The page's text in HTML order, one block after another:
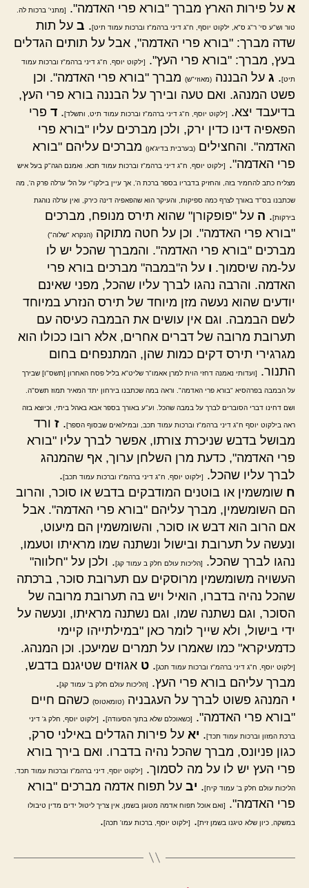
א על פירות הארץ מברך "בורא פרי האדמה". [מתני' ברכות לה.
טור וש"ע סי' ר"ג ס"א, ילקוט יוסף, ח"ג דיני ברהמ"ז וברכות עמוד תיט]. ב על תות
שדה מברך: "בורא פרי האדמה", אבל על תותים הגדלים
בעץ, מברך: "בורא פרי העץ".
[ילקוט יוסף, ח"ג דיני ברהמ"ז וברכות עמוד
תיט]. ג על הבננה (מאוזי"ש) מברך "בורא פרי האדמה". וכן
פשט המנהג. ואם טעה ובירך על הבננה בורא פרי העץ,
בדיעבד יצא.
[ילקוט יוסף, ח"ג דיני ברהמ"ז וברכות עמוד תיט, ותשלד]. ד פרי
הפאפיה דינו כדין ירק, ולכן מברכים עליו "בורא פרי
האדמה". והחצילים (בערבית בדיג'אן) מברכים עליהם "בורא
פרי האדמה".
[ילקוט יוסף, ח"ג דיני ברהמ"ז וברכות עמוד תכא. ואמנם הגה"ק בעל איש
מצליח כתב להחמיר בזה, והחזיק בדבריו בספר ברכת ה', אך עיין בילקו"י על הל' ערלה פרק ה', מה
שכתבנו בס"ד באורך לצרף כמה ספיקות, והעיקר הוא שהפאפיה דינה כירק, ואין ערלה נוהגת
בירקות]. ה על "פופקורן" שהוא תירס מנופח, מברכים
"בורא פרי האדמה". וכן על חטה מתוקה (הנקרא "שלוה")
מברכים "בורא פרי האדמה". והמברך שהכל יש לו
על-מה שיסמוך. ו על ה"במבה" מברכים בורא פרי
האדמה. והרבה נהגו לברך עליו שהכל, מפני שאינם
יודעים שהוא נעשה מזן מיוחד של תירס הנזרע במיוחד
לשם הבמבה. וגם אין עושים את הבמבה כעיסה עם
תערובת מרובה של דברים אחרים, אלא רובו ככולו הוא
מגרגירי תירס דקים כמות שהן, המתנפחים בחום
התנור.
[ועדותי נאמנה דחזי הוית למרן אאמו"ר שליט"א בליל פסח האחרון [תשס"ו] שבירך
על הבמבה בפרהסיא "בורא פרי האדמה". וראה במה שכתבנו בירחון יתד המאיר תמוז תשס"ה.
ושם דחינו דברי הסוברים לברך על במבה שהכל. וע"ע באורך בספר אבא באהל ביתי, וכיוצא בזה
ראה בילקוט יוסף ח"ג דיני ברהמ"ז וברכות עמוד תכב, ובמילואים שבסוף הספר]. ז ורד
מבושל בדבש שניכרת צורתו, אפשר לברך עליו "בורא
פרי האדמה", כדעת מרן השלחן ערוך, אף שהמנהג
לברך עליו שהכל.
[ילקוט יוסף, ח"ג דיני ברהמ"ז וברכות עמוד תכב].
ח שומשמין או בוטנים המודבקים בדבש או סוכר, והרוב
הם השומשמין, מברך עליהם "בורא פרי האדמה". אבל
אם הרוב הוא דבש או סוכר, והשומשמין הם מיעוט,
ונעשה על תערובת ובישול ונשתנה שמו מראיתו וטעמו,
נהגו לברך שהכל.
[הליכות עולם חלק ב עמוד קג]. ולכן על "חלווה"
העשויה משומשמין מרוסקים עם תערובת סוכר, ברכתה
שהכל נהיה בדברו, הואיל ויש בה תערובת מרובה של
הסוכר, וגם נשתנה שמו, וגם נשתנה מראיתו, ונעשה על
ידי בישול, ולא שייך לומר כאן "במילתייהו קיימי
כדמעיקרא" כמו שאמרו על תמרים שמיעכן. וכן המנהג.
[ילקוט יוסף, ח"ג דיני ברהמ"ז וברכות עמוד תכג]. ט אגוזים שטיגנם בדבש,
מברך עליהם בורא פרי העץ.
[הליכות עולם חלק ב' עמוד קג].
י המנהג פשוט לברך על העגבניה (טומאטוס) כשהם חיים
"בורא פרי האדמה".
[כשאוכלם שלא בתוך הסעודה]. [ילקוט יוסף, חלק ג' דיני
ברכת המזון וברכות עמוד תכד]. יא על פירות הגדלים באילני סרק,
כגון פניונס, מברך שהכל נהיה בדברו. ואם בירך בורא
פרי העץ יש לו על מה לסמוך.
[ילקוט יוסף, דיני ברהמ"ז וברכות עמוד תכד.
הליכות עולם חלק ב' עמוד קיח]. יב על תפוח אדמה מברכים "בורא
פרי האדמה".
[ואם אוכל תפוח אדמה מטוגן בשמן, אין צריך ליטול ידים מדין טיבולו
במשקה, כיון שלא טיגנו בשמן זית]. [ילקוט יוסף, ברכות עמו' תכה].